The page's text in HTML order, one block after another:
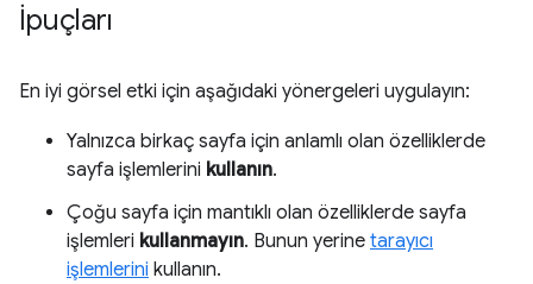
İpuçları
En iyi görsel etki için aşağıdaki yönergeleri uygulayın:
Yalnızca birkaç sayfa için anlamlı olan özelliklerde
sayfa işlemlerini kullanın.
Çoğu sayfa için mantıklı olan özelliklerde sayfa
işlemleri kullanmayın. Bunun yerine tarayıcı
işlemlerini kullanın.